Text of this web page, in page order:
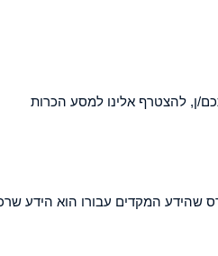
ן, להצטרף אלינו למסע הכרות
שהידע המקדים עבורו הוא